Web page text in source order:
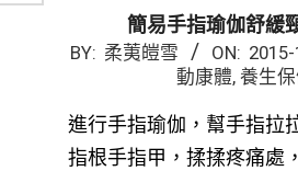
簡易手指瑜伽舒緩
2015-
17
BY: 柔荑皚雪 ON:
動康體, 養生
進行手指瑜伽，幫手指拉
指根手指甲，揉揉疼痛處